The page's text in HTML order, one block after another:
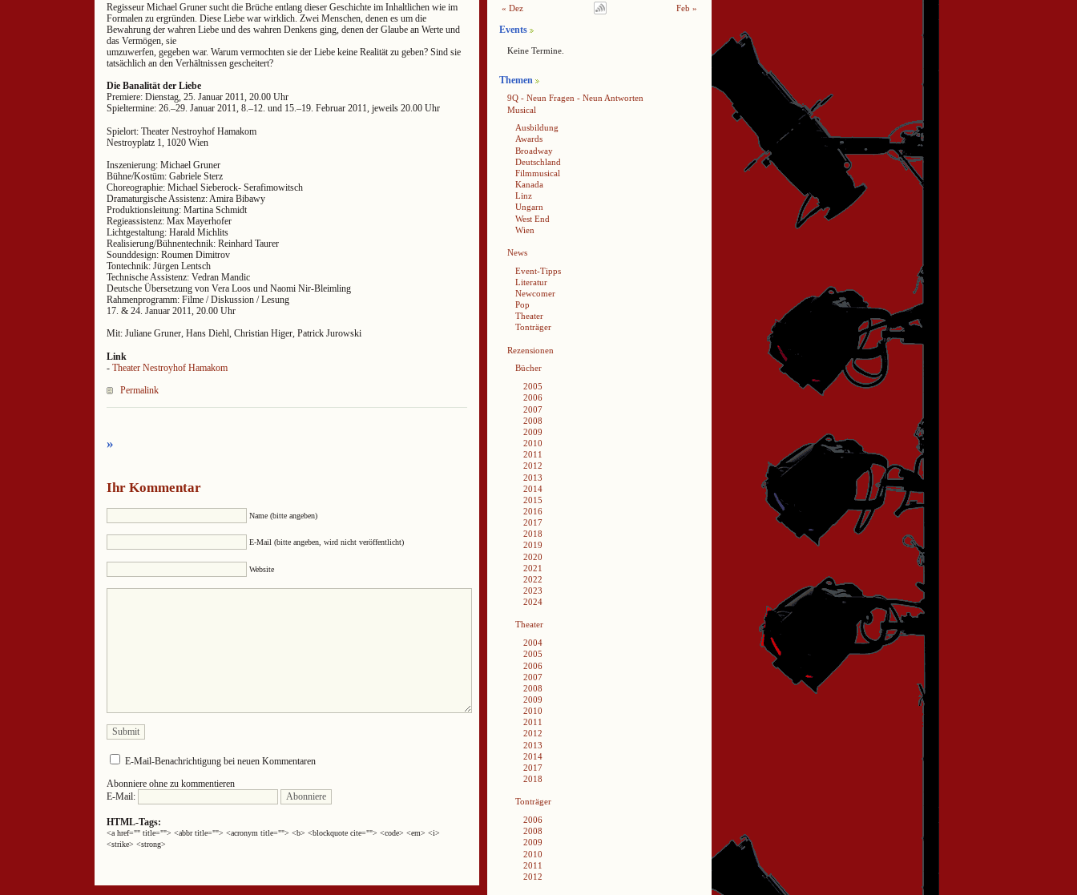
Regisseur Michael Gruner sucht die Brüche entlang dieser Geschichte im Inhaltlichen wie im
Formalen zu ergründen. Diese Liebe war wirklich. Zwei Menschen, denen es um die
Bewahrung der wahren Liebe und des wahren Denkens ging, denen der Glaube an Werte und
das Vermögen, sie
umzuwerfen, gegeben war. Warum vermochten sie der Liebe keine Realität zu geben? Sind sie
tatsächlich an den Verhältnissen gescheitert?
Die Banalität der Liebe
Premiere: Dienstag, 25. Januar 2011, 20.00 Uhr
Spieltermine: 26.–29. Januar 2011, 8.–12. und 15.–19. Februar 2011, jeweils 20.00 Uhr
Spielort: Theater Nestroyhof Hamakom
Nestroyplatz 1, 1020 Wien
Inszenierung: Michael Gruner
Bühne/Kostüm: Gabriele Sterz
Choreographie: Michael Sieberock- Serafimowitsch
Dramaturgische Assistenz: Amira Bibawy
Produktionsleitung: Martina Schmidt
Regieassistenz: Max Mayerhofer
Lichtgestaltung: Harald Michlits
Realisierung/Bühnentechnik: Reinhard Taurer
Sounddesign: Roumen Dimitrov
Tontechnik: Jürgen Lentsch
Technische Assistenz: Vedran Mandic
Deutsche Übersetzung von Vera Loos und Naomi Nir-Bleimling
Rahmenprogramm: Filme / Diskussion / Lesung
17. & 24. Januar 2011, 20.00 Uhr
Mit: Juliane Gruner, Hans Diehl, Christian Higer, Patrick Jurowski
Link
- Theater Nestroyhof Hamakom
Permalink
»
Ihr Kommentar
Name (bitte angeben)
E-Mail (bitte angeben, wird nicht veröffentlicht)
Website
E-Mail-Benachrichtigung bei neuen Kommentaren
Abonniere ohne zu kommentieren
E-Mail:
HTML-Tags:
<a href="" title=""> <abbr title=""> <acronym title=""> <b> <blockquote cite=""> <code> <em> <i>
<strike> <strong>
« Dez
Feb »
Events
Keine Termine.
Themen
9Q - Neun Fragen - Neun Antworten
Musical
Ausbildung
Awards
Broadway
Deutschland
Filmmusical
Kanada
Linz
Ungarn
West End
Wien
News
Event-Tipps
Literatur
Newcomer
Pop
Theater
Tonträger
Rezensionen
Bücher
2005
2006
2007
2008
2009
2010
2011
2012
2013
2014
2015
2016
2017
2018
2019
2020
2021
2022
2023
2024
Theater
2004
2005
2006
2007
2008
2009
2010
2011
2012
2013
2014
2017
2018
Tonträger
2006
2008
2009
2010
2011
2012